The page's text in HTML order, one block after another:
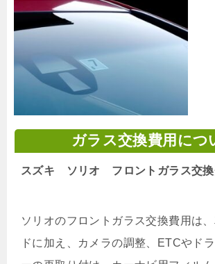
ガラス交換費用につ
スズキ ソリオ フロントガラス交換
ソリオのフロントガラス交換費用は
ドに加え、カメラの調整、ETCやド